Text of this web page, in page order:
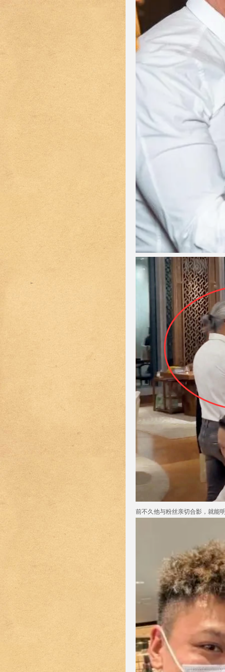
前不久他与粉丝亲切合影，就能